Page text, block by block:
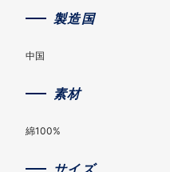
製造国
中国
素材
綿100%
サイズ